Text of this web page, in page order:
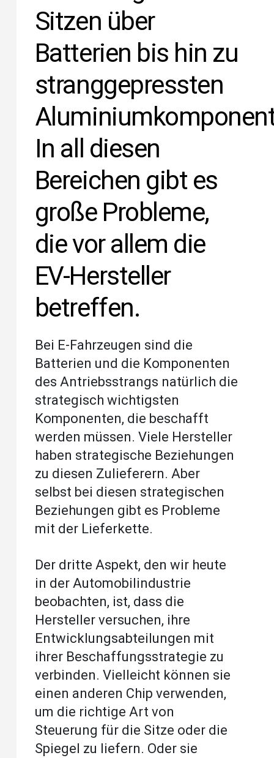
Sitzen über
Batterien bis hin zu
stranggepressten
In all diesen
Bereichen gibt es
große Probleme,
die vor allem die
EV-Hersteller
betreffen.
Bei E-Fahrzeugen sind die
Batterien und die Komponenten
des Antriebsstrangs natürlich die
strategisch wichtigsten
Komponenten, die beschafft
werden müssen. Viele Hersteller
haben strategische Beziehungen
zu diesen Zulieferern. Aber
selbst bei diesen strategischen
Beziehungen gibt es Probleme
mit der Lieferkette.
Der dritte Aspekt, den wir heute
in der Automobilindustrie
beobachten, ist, dass die
Hersteller versuchen, ihre
Entwicklungsabteilungen mit
ihrer Beschaffungsstrategie zu
verbinden. Vielleicht können sie
einen anderen Chip verwenden,
um die richtige Art von
Steuerung für die Sitze oder die
Spiegel zu liefern. Oder sie